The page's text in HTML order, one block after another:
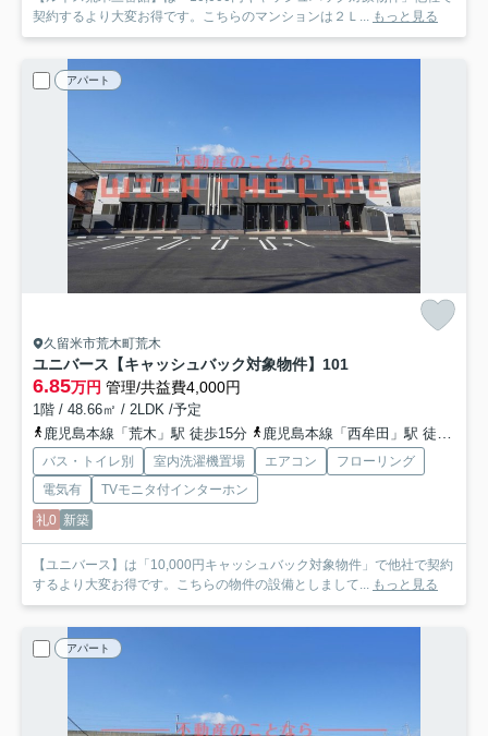
契約するより大変お得です。こちらのマンションは２Ｌ...
もっと見る
アパート
久留米市荒木町荒木
ユニバース【キャッシュバック対象物件】 101
6.85万円 管理/共益費4,000円
1階 / 48.66㎡ / 2LDK /予定
鹿児島本線「荒木」駅 徒歩15分
鹿児島本線「西牟田」駅 徒歩33分
バス・トイレ別 室内洗濯機置場 エアコン
フローリング
電気有
TVモニタ付インターホン
礼0 新築
【ユニバース】は「10,000円キャッシュバック対象物件」で他社で契約
するより大変お得です。こちらの物件の設備としまして...
もっと見る
アパート